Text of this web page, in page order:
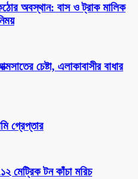
অবস্থান: বাস ও ট্রাক মালিক
চেষ্টা, এলাকাবাসীর বাধার
গ্রেপ্তার
মেট্রিক টন কাঁচা মরিচ